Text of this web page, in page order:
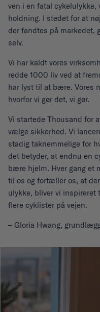
ven i en fatal
holdning. I stedet for at
der fandtes på markedet,
selv.
Vi har kaldt vores
redde 1000 liv ved at
har lyst til at bære. Vores
hvorfor vi gør det, vi gør.
Vi startede Thousand for
vælge sikkerhed. Vi
stadig taknemmelige for
det betyder, at endnu en
bære hjelm. Hver gang et
til os og fortæller os, at
ulykke, bliver vi inspireret
flere cyklister på vejen.
– Gloria Hwang,